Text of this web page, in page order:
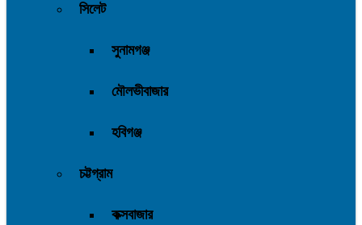
সিলেট
সুনামগঞ্জ
মৌলভীবাজার
হবিগঞ্জ
চট্টগ্রাম
কক্সবাজার